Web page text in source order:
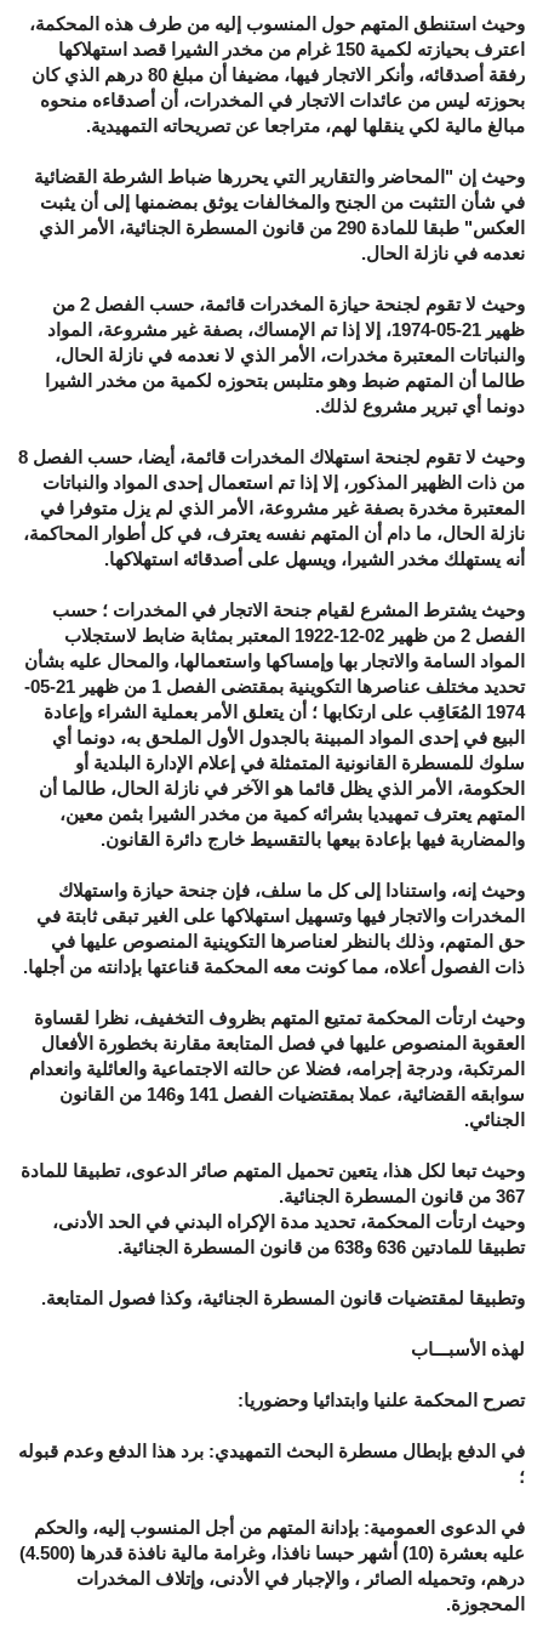
وحيث استنطق المتهم حول المنسوب إليه من طرف هذه المحكمة،
اعترف بحيازته لكمية 150 غرام من مخدر الشيرا قصد استهلاكها
رفقة أصدقائه، وأنكر الاتجار فيها، مضيفا أن مبلغ 80 درهم الذي كان
بحوزته ليس من عائدات الاتجار في المخدرات، أن أصدقاءه منحوه
مبالغ مالية لكي ينقلها لهم، متراجعا عن تصريحاته التمهيدية.
وحيث إن "المحاضر والتقارير التي يحررها ضباط الشرطة القضائية
في شأن التثبت من الجنح والمخالفات يوثق بمضمنها إلى أن يثبت
العكس" طبقا للمادة 290 من قانون المسطرة الجنائية، الأمر الذي
نعدمه في نازلة الحال.
وحيث لا تقوم لجنحة حيازة المخدرات قائمة، حسب الفصل 2 من
ظهير 21-05-1974، إلا إذا تم الإمساك، بصفة غير مشروعة، المواد
والنباتات المعتبرة مخدرات، الأمر الذي لا نعدمه في نازلة الحال،
طالما أن المتهم ضبط وهو متلبس بتحوزه لكمية من مخدر الشيرا
دونما أي تبرير مشروع لذلك.
وحيث لا تقوم لجنحة استهلاك المخدرات قائمة، أيضا، حسب الفصل 8
من ذات الظهير المذكور، إلا إذا تم استعمال إحدى المواد والنباتات
المعتبرة مخدرة بصفة غير مشروعة، الأمر الذي لم يزل متوفرا في
نازلة الحال، ما دام أن المتهم نفسه يعترف، في كل أطوار المحاكمة،
أنه يستهلك مخدر الشيرا، ويسهل على أصدقائه استهلاكها.
وحيث يشترط المشرع لقيام جنحة الاتجار في المخدرات ؛ حسب
الفصل 2 من ظهير 02-12-1922 المعتبر بمثابة ضابط لاستجلاب
المواد السامة والاتجار بها وإمساكها واستعمالها، والمحال عليه بشأن
تحديد مختلف عناصرها التكوينية بمقتضى الفصل 1 من ظهير 21-05-
1974 المُعَاقِب على ارتكابها ؛ أن يتعلق الأمر بعملية الشراء وإعادة
البيع في إحدى المواد المبينة بالجدول الأول الملحق به، دونما أي
سلوك للمسطرة القانونية المتمثلة في إعلام الإدارة البلدية أو
الحكومة، الأمر الذي يظل قائما هو الآخر في نازلة الحال، طالما أن
المتهم يعترف تمهيديا بشرائه كمية من مخدر الشيرا بثمن معين،
والمضاربة فيها بإعادة بيعها بالتقسيط خارج دائرة القانون.
وحيث إنه، واستنادا إلى كل ما سلف، فإن جنحة حيازة واستهلاك
المخدرات والاتجار فيها وتسهيل استهلاكها على الغير تبقى ثابتة في
حق المتهم، وذلك بالنظر لعناصرها التكوينية المنصوص عليها في
ذات الفصول أعلاه، مما كونت معه المحكمة قناعتها بإدانته من أجلها.
وحيث ارتأت المحكمة تمتيع المتهم بظروف التخفيف، نظرا لقساوة
العقوبة المنصوص عليها في فصل المتابعة مقارنة بخطورة الأفعال
المرتكبة، ودرجة إجرامه، فضلا عن حالته الاجتماعية والعائلية وانعدام
سوابقه القضائية، عملا بمقتضيات الفصل 141 و146 من القانون
الجنائي.
وحيث تبعا لكل هذا، يتعين تحميل المتهم صائر الدعوى، تطبيقا للمادة
367 من قانون المسطرة الجنائية.
وحيث ارتأت المحكمة، تحديد مدة الإكراه البدني في الحد الأدنى،
تطبيقا للمادتين 636 و638 من قانون المسطرة الجنائية.
وتطبيقا لمقتضيات قانون المسطرة الجنائية، وكذا فصول المتابعة.
لهذه الأسبـــاب
تصرح المحكمة علنيا وابتدائيا وحضوريا:
في الدفع بإبطال مسطرة البحث التمهيدي: برد هذا الدفع وعدم قبوله
؛
في الدعوى العمومية: بإدانة المتهم من أجل المنسوب إليه، والحكم
عليه بعشرة (10) أشهر حبسا نافذا، وغرامة مالية نافذة قدرها (4.500)
درهم، وتحميله الصائر ، والإجبار في الأدنى، وإتلاف المخدرات
المحجوزة.